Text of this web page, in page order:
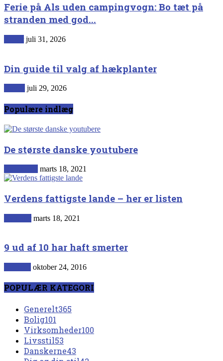
Ferie på Als uden campingvogn: Bo tæt på
stranden med god...
juli 31, 2026
Din guide til valg af hækplanter
juli 29, 2026
Populære indlæg
De største danske youtubere
marts 18, 2021
Verdens fattigste lande – her er listen
marts 18, 2021
9 ud af 10 har haft smerter
oktober 24, 2016
POPULÆR KATEGORI
Generelt365
Bolig101
Virksomheder100
Livsstil53
Danskerne43